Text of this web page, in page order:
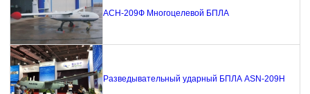
АСН-209Ф Многоцелевой БПЛА
Разведывательный ударный БПЛА ASN-209H